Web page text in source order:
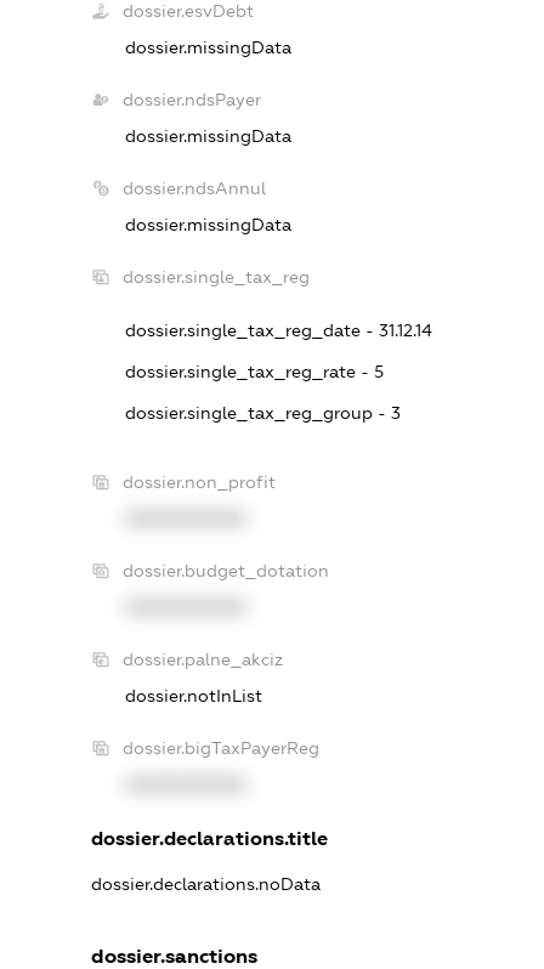
dossier.esvDebt
dossier.missingData
dossier.ndsPayer
dossier.missingData
dossier.ndsAnnul
dossier.missingData
dossier.single_tax_reg
dossier.single_tax_reg_date - 31.12.14
dossier.single_tax_reg_rate - 5
dossier.single_tax_reg_group - 3
dossier.non_profit
dossier.budget_dotation
dossier.palne_akciz
dossier.notInList
dossier.bigTaxPayerReg
dossier.declarations.title
dossier.declarations.noData
dossier.sanctions